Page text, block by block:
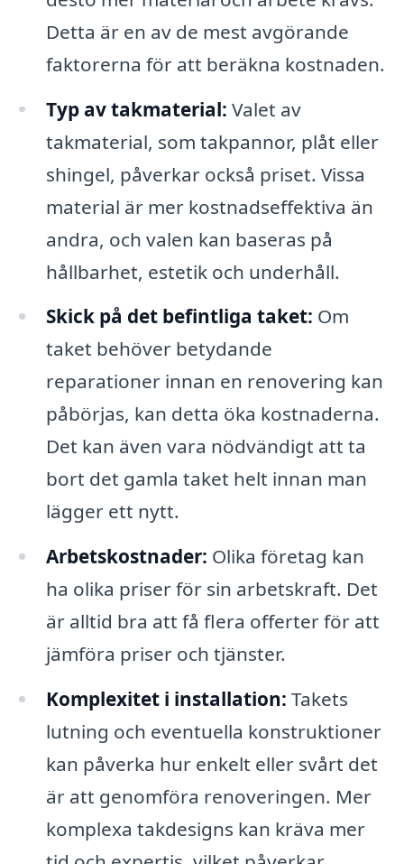
Detta är en av de mest avgörande
faktorerna för att beräkna kostnaden.
Typ av takmaterial: Valet av
takmaterial, som takpannor, plåt eller
shingel, påverkar också priset. Vissa
material är mer kostnadseffektiva än
andra, och valen kan baseras på
hållbarhet, estetik och underhåll.
Skick på det befintliga taket: Om
taket behöver betydande
reparationer innan en renovering kan
påbörjas, kan detta öka kostnaderna.
Det kan även vara nödvändigt att ta
bort det gamla taket helt innan man
lägger ett nytt.
Arbetskostnader: Olika företag kan
ha olika priser för sin arbetskraft. Det
är alltid bra att få flera offerter för att
jämföra priser och tjänster.
Komplexitet i installation: Takets
lutning och eventuella konstruktioner
kan påverka hur enkelt eller svårt det
är att genomföra renoveringen. Mer
komplexa takdesigns kan kräva mer